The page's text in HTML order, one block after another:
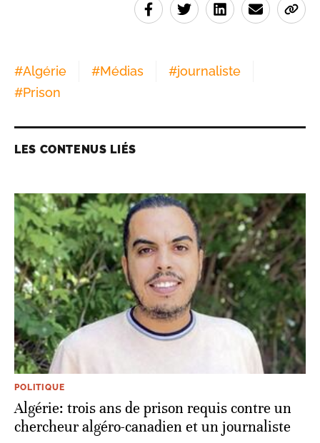
#Algérie #Médias #journaliste
#Prison
LES CONTENUS LIÉS
POLITIQUE
Algérie: trois ans de prison requis contre un
chercheur algéro-canadien et un journaliste